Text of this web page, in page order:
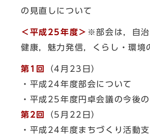
の見直しについて
＜平成25年度＞ ※部会は，自治
健康，魅力発信，くらし・環境
第1回
（4月23日）
・平成24年度部会について
・平成25年度円卓会議の今後
第2回
（5月22日）
・平成24年度まちづくり活動